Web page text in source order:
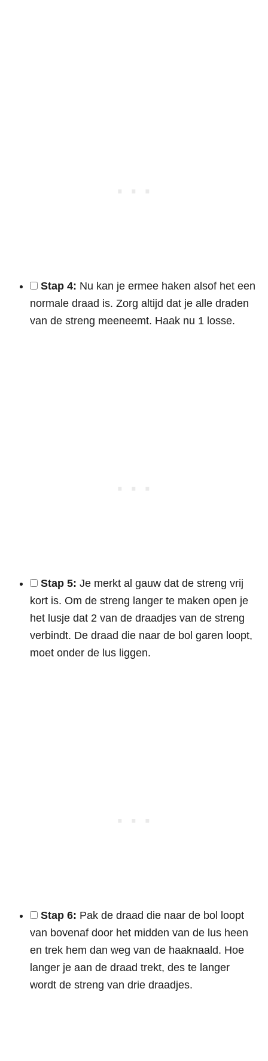
Stap 4: Nu kan je ermee haken alsof het een
normale draad is. Zorg altijd dat je alle draden
van de streng meeneemt. Haak nu 1 losse.
Stap 5: Je merkt al gauw dat de streng vrij
kort is. Om de streng langer te maken open je
het lusje dat 2 van de draadjes van de streng
verbindt. De draad die naar de bol garen loopt,
moet onder de lus liggen.
Stap 6: Pak de draad die naar de bol loopt
van bovenaf door het midden van de lus heen
en trek hem dan weg van de haaknaald. Hoe
langer je aan de draad trekt, des te langer
wordt de streng van drie draadjes.